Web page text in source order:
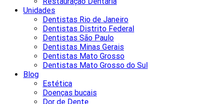
Unidades
Dentistas Rio de Janeiro
Dentistas Distrito Federal
Dentistas São Paulo
Dentistas Minas Gerais
Dentistas Mato Grosso
Dentistas Mato Grosso do Sul
Blog
Estética
Doenças bucais
Dor de Dente